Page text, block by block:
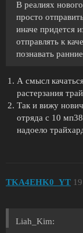
В реалиях
просто
иначе придется
отправлять к
познавать
А смысл
растерзания
Так и вижу
отряда с 10
надоело
TKA4EHK0_YT 19
Liah_Kim: